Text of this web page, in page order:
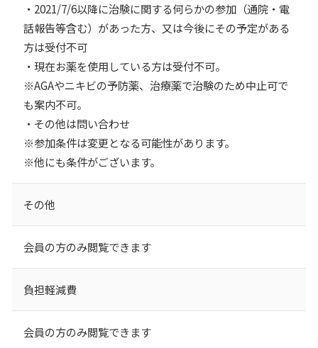
・2021/7/6以降に治験に関する何らかの参加（通院・電
話報告等含む）があった方、又は今後にその予定がある
方は受付不可
・現在お薬を使用している方は受付不可。
※AGAやニキビの予防薬、治療薬で治験のため中止可で
も案内不可。
・その他は問い合わせ
※参加条件は変更となる可能性があります。
※他にも条件がございます。
その他
会員の方のみ閲覧できます
負担軽減費
会員の方のみ閲覧できます